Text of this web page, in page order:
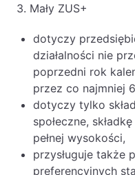
3. Mały ZUS+
dotyczy
działalności nie
poprzedni rok
przez co najmniej
dotyczy tylko
społeczne,
pełnej wysokości,
przysługuje także
preferencyjnych